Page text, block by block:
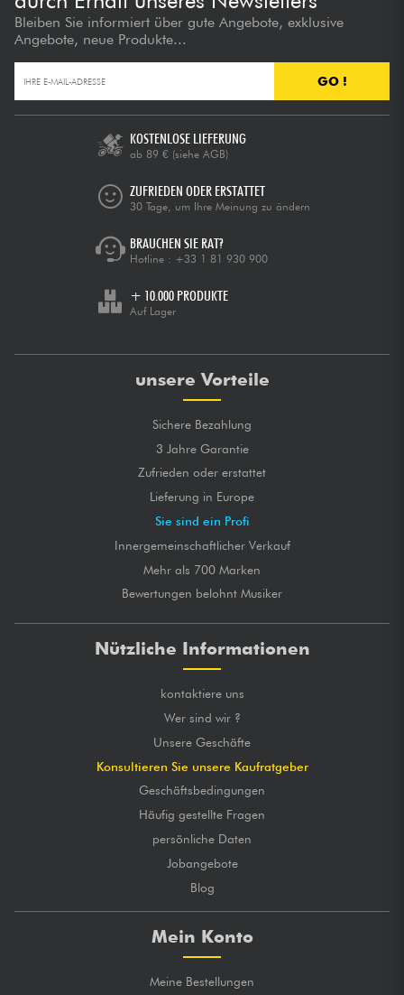
Bleiben Sie informiert über gute Angebote, exklusive
Angebote, neue Produkte...
GO !
KOSTENLOSE LIEFERUNG
ab 89 € (siehe AGB)
ZUFRIEDEN ODER ERSTATTET
30 Tage, um Ihre Meinung zu ändern
BRAUCHEN SIE RAT?
Hotline : +33 1 81 930 900
+ 10.000 PRODUKTE
Auf Lager
unsere Vorteile
Sichere Bezahlung
3 Jahre Garantie
Zufrieden oder erstattet
Lieferung in Europe
Sie sind ein Profi
Innergemeinschaftlicher Verkauf
Mehr als 700 Marken
Bewertungen belohnt Musiker
Nützliche Informationen
kontaktiere uns
Wer sind wir ?
Unsere Geschäfte
Konsultieren Sie unsere Kaufratgeber
Geschäftsbedingungen
Häufig gestellte Fragen
persönliche Daten
Jobangebote
Blog
Mein Konto
Meine Bestellungen